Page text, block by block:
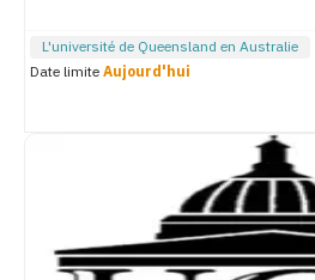
L'université de Queensland en Australie
Date limiteAujourd'hui